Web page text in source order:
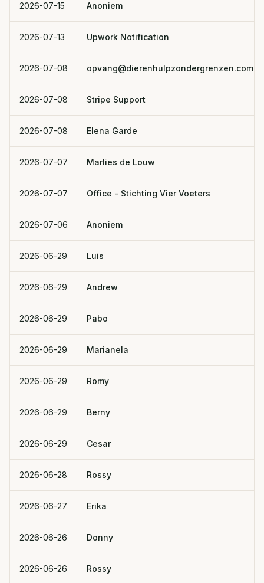
2026-07-15 Anoniem
2026-07-13 Upwork Notification
2026-07-08 opvang@dierenhulpzondergrenzen.com
2026-07-08 Stripe Support
2026-07-08 Elena Garde
2026-07-07 Marlies de Louw
2026-07-07 Office - Stichting Vier Voeters
2026-07-06 Anoniem
2026-06-29 Luis
2026-06-29 Andrew
2026-06-29 Pabo
2026-06-29 Marianela
2026-06-29 Romy
2026-06-29 Berny
2026-06-29 Cesar
2026-06-28 Rossy
2026-06-27 Erika
2026-06-26 Donny
2026-06-26 Rossy